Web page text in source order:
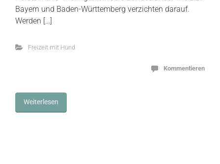
Bayern und Baden-Württemberg verzichten darauf.
Werden […]
Freizeit mit Hund
Kommentieren
Weiterlesen